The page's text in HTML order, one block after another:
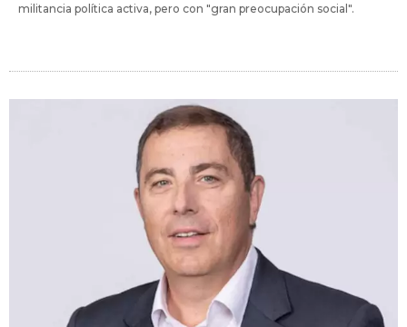
militancia política activa, pero con "gran preocupación social".